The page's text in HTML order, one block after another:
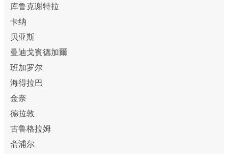
库鲁克谢特拉
卡纳
贝亚斯
曼迪戈賓德加爾
班加罗尔
海得拉巴
金奈
德拉敦
古鲁格拉姆
斋浦尔